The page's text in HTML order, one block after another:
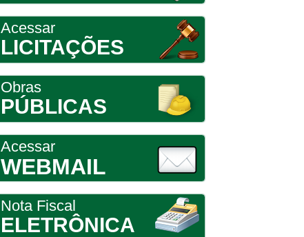
Acessar
LICITAÇÕES
Obras
PÚBLICAS
Acessar
WEBMAIL
Nota Fiscal
ELETRÔNICA